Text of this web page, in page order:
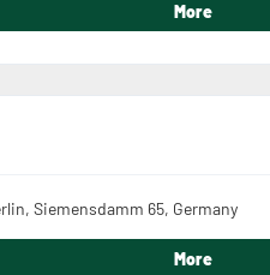
More
Siemensdamm 65, Germany
More